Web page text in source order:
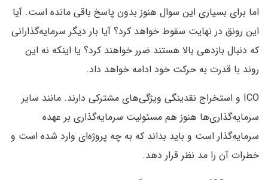
اما برای بسیاری این سوال هنوز بدون پاسخ باقی مانده است. آیا
این رونق در نهایت سقوط خواهد کرد؟ آیا بار دیگر سرمایه‌گذارانی
که دنبال بازدهی بالا هستند ضرر خواهند کرد؟ یا اینکه نه این
روند با قدرت به حرکت خود ادامه خواهد داد.
ICO و استخراج نقدینگی ویژگی‌های مشترکی دارند. مانند سایر
سرمایه‌گذاری‌ها هنوز هم مسئولیت سرمایه‌گذاری بر عهده
سرمایه‌گذار است و باید بداند که به چه پروژه‌ای وارد شده است و
خطرات آن را مد نظر قرار دهد.